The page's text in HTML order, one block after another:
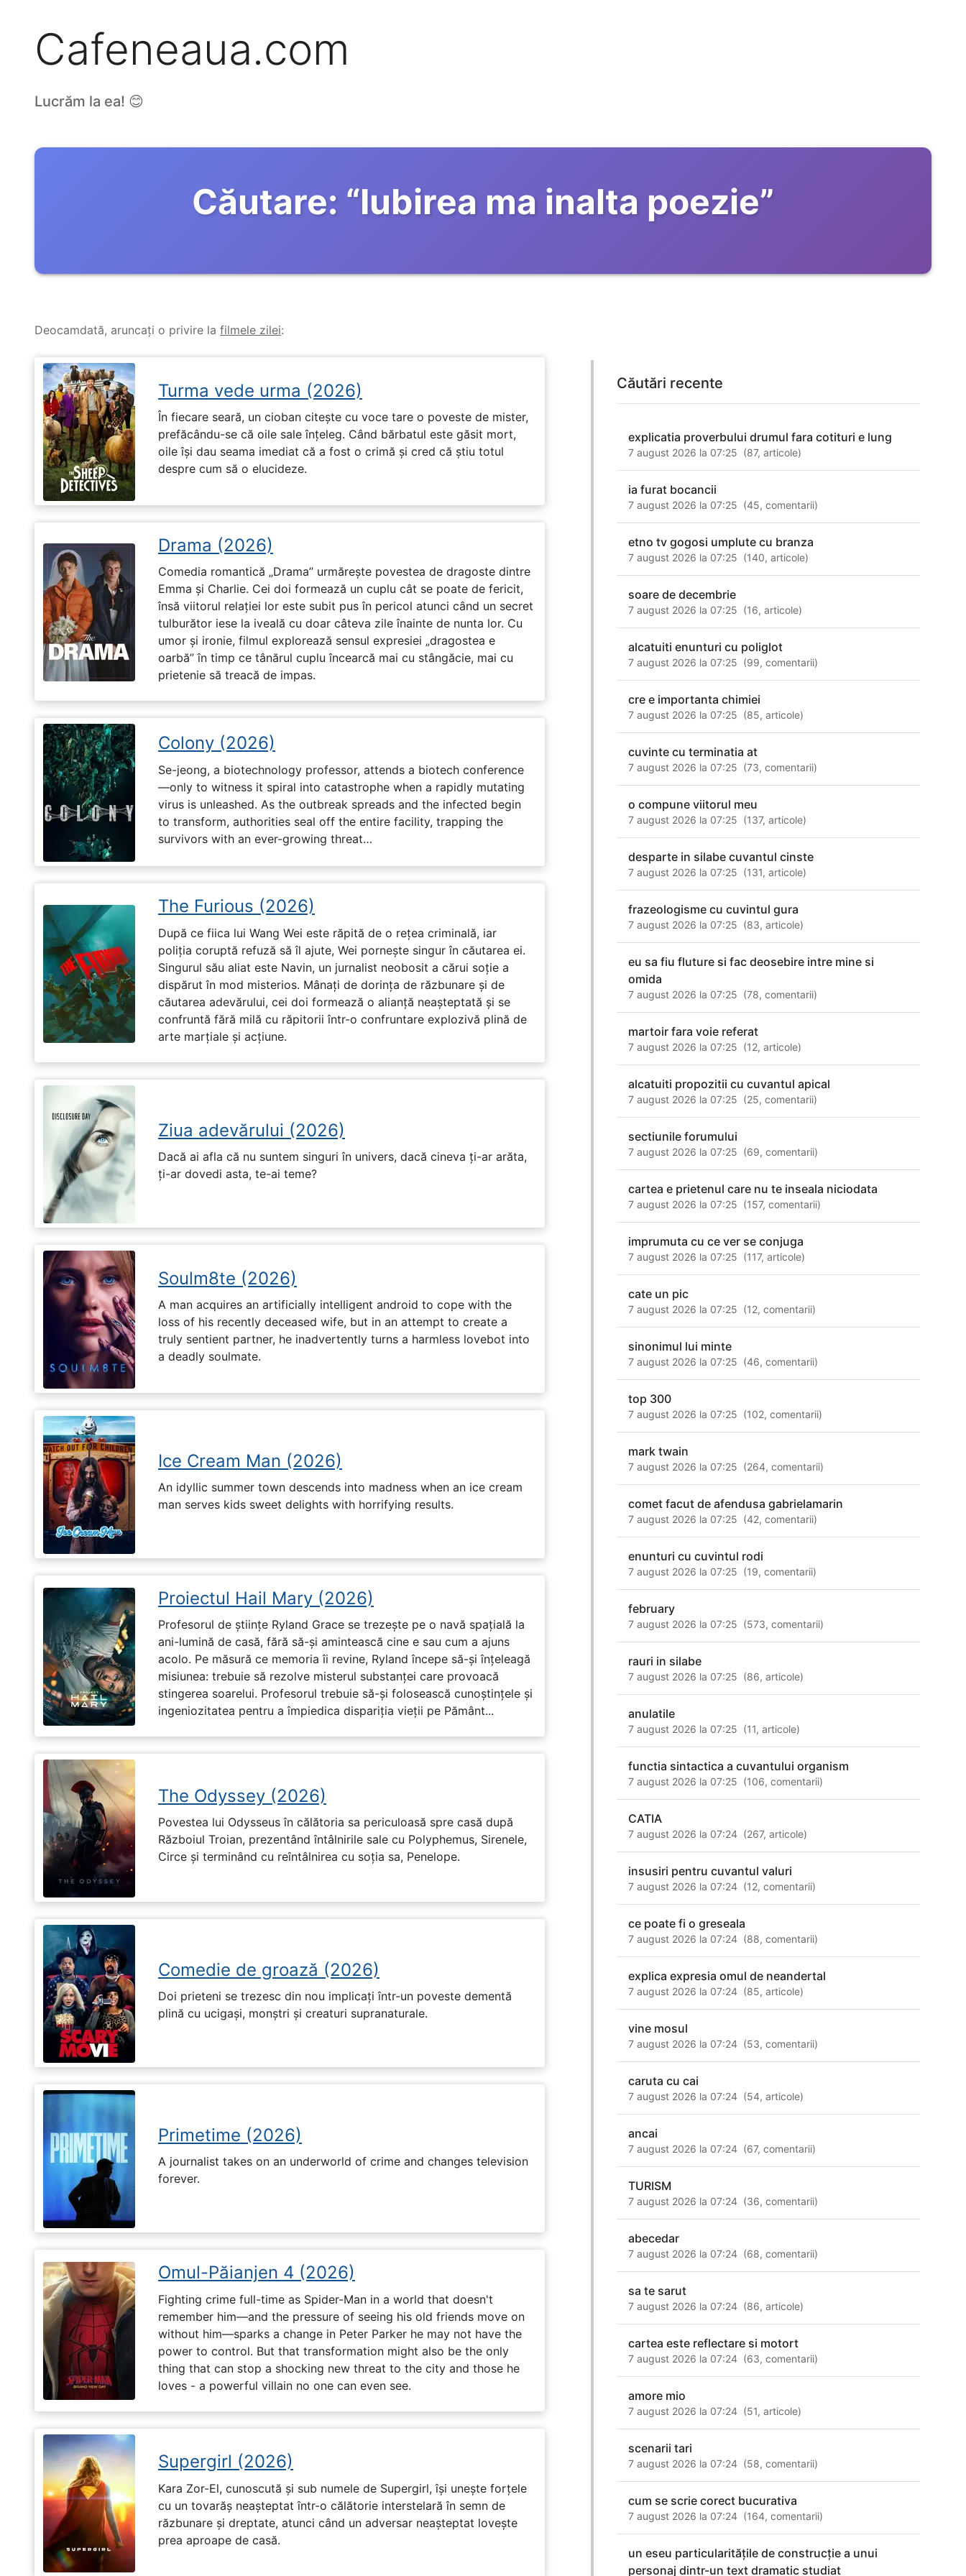
Cafeneaua.com
Lucrăm la ea! 😊
Căutare: “Iubirea ma inalta poezie”
Deocamdată, aruncați o privire la filmele zilei:
Turma vede urma (2026)
În fiecare seară, un cioban citește cu voce tare o poveste de mister,
prefăcându-se că oile sale înțeleg. Când bărbatul este găsit mort,
oile își dau seama imediat că a fost o crimă și cred că știu totul
despre cum să o elucideze.
Drama (2026)
Comedia romantică „Drama” urmărește povestea de dragoste dintre
Emma și Charlie. Cei doi formează un cuplu cât se poate de fericit,
însă viitorul relației lor este subit pus în pericol atunci când un secret
tulburător iese la iveală cu doar câteva zile înainte de nunta lor. Cu
umor și ironie, filmul explorează sensul expresiei „dragostea e
oarbă” în timp ce tânărul cuplu încearcă mai cu stângăcie, mai cu
prietenie să treacă de impas.
Colony (2026)
Se-jeong, a biotechnology professor, attends a biotech conference
—only to witness it spiral into catastrophe when a rapidly mutating
virus is unleashed. As the outbreak spreads and the infected begin
to transform, authorities seal off the entire facility, trapping the
survivors with an ever-growing threat…
The Furious (2026)
După ce fiica lui Wang Wei este răpită de o rețea criminală, iar
poliția coruptă refuză să îl ajute, Wei pornește singur în căutarea ei.
Singurul său aliat este Navin, un jurnalist neobosit a cărui soție a
dispărut în mod misterios. Mânați de dorința de răzbunare și de
căutarea adevărului, cei doi formează o alianță neașteptată și se
confruntă fără milă cu răpitorii într-o confruntare explozivă plină de
arte marțiale și acțiune.
Ziua adevărului (2026)
Dacă ai afla că nu suntem singuri în univers, dacă cineva ți-ar arăta,
ți-ar dovedi asta, te-ai teme?
Soulm8te (2026)
A man acquires an artificially intelligent android to cope with the
loss of his recently deceased wife, but in an attempt to create a
truly sentient partner, he inadvertently turns a harmless lovebot into
a deadly soulmate.
Ice Cream Man (2026)
An idyllic summer town descends into madness when an ice cream
man serves kids sweet delights with horrifying results.
Proiectul Hail Mary (2026)
Profesorul de științe Ryland Grace se trezește pe o navă spațială la
ani-lumină de casă, fără să-și amintească cine e sau cum a ajuns
acolo. Pe măsură ce memoria îi revine, Ryland începe să-și înțeleagă
misiunea: trebuie să rezolve misterul substanței care provoacă
stingerea soarelui. Profesorul trebuie să-și folosească cunoștințele și
ingeniozitatea pentru a împiedica dispariția vieții pe Pământ...
The Odyssey (2026)
Povestea lui Odysseus în călătoria sa periculoasă spre casă după
Războiul Troian, prezentând întâlnirile sale cu Polyphemus, Sirenele,
Circe și terminând cu reîntâlnirea cu soția sa, Penelope.
Comedie de groază (2026)
Doi prieteni se trezesc din nou implicați într-un poveste dementă
plină cu ucigași, monștri și creaturi supranaturale.
Primetime (2026)
A journalist takes on an underworld of crime and changes television
forever.
Omul-Păianjen 4 (2026)
Fighting crime full-time as Spider-Man in a world that doesn't
remember him—and the pressure of seeing his old friends move on
without him—sparks a change in Peter Parker he may not have the
power to control. But that transformation might also be the only
thing that can stop a shocking new threat to the city and those he
loves - a powerful villain no one can even see.
Supergirl (2026)
Kara Zor-El, cunoscută și sub numele de Supergirl, își unește forțele
cu un tovarăș neașteptat într-o călătorie interstelară în semn de
răzbunare și dreptate, atunci când un adversar neașteptat lovește
prea aproape de casă.
Căutări recente
explicatia proverbului drumul fara cotituri e lung
7 august 2026 la 07:25 (87,articole)
ia furat bocancii
7 august 2026 la 07:25 (45,comentarii)
etno tv gogosi umplute cu branza
7 august 2026 la 07:25 (140,articole)
soare de decembrie
7 august 2026 la 07:25 (16,articole)
alcatuiti enunturi cu poliglot
7 august 2026 la 07:25 (99,comentarii)
cre e importanta chimiei
7 august 2026 la 07:25 (85,articole)
cuvinte cu terminatia at
7 august 2026 la 07:25 (73,comentarii)
o compune viitorul meu
7 august 2026 la 07:25 (137,articole)
desparte in silabe cuvantul cinste
7 august 2026 la 07:25 (131,articole)
frazeologisme cu cuvintul gura
7 august 2026 la 07:25 (83,articole)
eu sa fiu fluture si fac deosebire intre mine si
omida
7 august 2026 la 07:25 (78,comentarii)
martoir fara voie referat
7 august 2026 la 07:25 (12,articole)
alcatuiti propozitii cu cuvantul apical
7 august 2026 la 07:25 (25,comentarii)
sectiunile forumului
7 august 2026 la 07:25 (69,comentarii)
cartea e prietenul care nu te inseala niciodata
7 august 2026 la 07:25 (157,comentarii)
imprumuta cu ce ver se conjuga
7 august 2026 la 07:25 (117,articole)
cate un pic
7 august 2026 la 07:25 (12,comentarii)
sinonimul lui minte
7 august 2026 la 07:25 (46,comentarii)
top 300
7 august 2026 la 07:25 (102,comentarii)
mark twain
7 august 2026 la 07:25 (264,comentarii)
comet facut de afendusa gabrielamarin
7 august 2026 la 07:25 (42,comentarii)
enunturi cu cuvintul rodi
7 august 2026 la 07:25 (19,comentarii)
february
7 august 2026 la 07:25 (573,comentarii)
rauri in silabe
7 august 2026 la 07:25 (86,articole)
anulatile
7 august 2026 la 07:25 (11,articole)
functia sintactica a cuvantului organism
7 august 2026 la 07:25 (106,comentarii)
CATIA
7 august 2026 la 07:24 (267,articole)
insusiri pentru cuvantul valuri
7 august 2026 la 07:24 (12,comentarii)
ce poate fi o greseala
7 august 2026 la 07:24 (88,comentarii)
explica expresia omul de neandertal
7 august 2026 la 07:24 (85,articole)
vine mosul
7 august 2026 la 07:24 (53,comentarii)
caruta cu cai
7 august 2026 la 07:24 (54,articole)
ancai
7 august 2026 la 07:24 (67,comentarii)
TURISM
7 august 2026 la 07:24 (36,comentarii)
abecedar
7 august 2026 la 07:24 (68,comentarii)
sa te sarut
7 august 2026 la 07:24 (86,articole)
cartea este reflectare si motort
7 august 2026 la 07:24 (63,comentarii)
amore mio
7 august 2026 la 07:24 (51,articole)
scenarii tari
7 august 2026 la 07:24 (58,comentarii)
cum se scrie corect bucurativa
7 august 2026 la 07:24 (164,comentarii)
un eseu particularităţile de construcţie a unui
personaj dintr-un text dramatic studiat